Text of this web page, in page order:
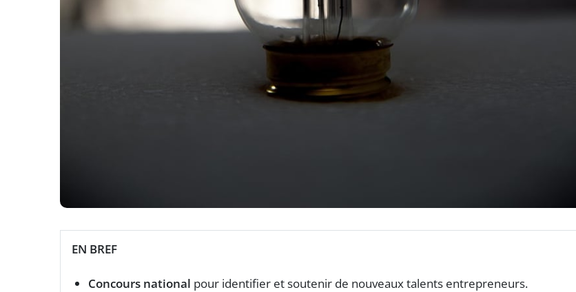
EN BREF
Concours national pour identifier et soutenir de nouveaux talents entrepreneurs.